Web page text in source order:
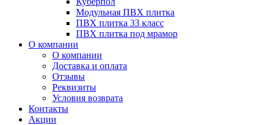
Модульная ПВХ плитка
ПВХ плитка 33 класс
ПВХ плитка под мрамор
О компании
О компании
Доставка и оплата
Отзывы
Реквизиты
Условия возврата
Контакты
Акции